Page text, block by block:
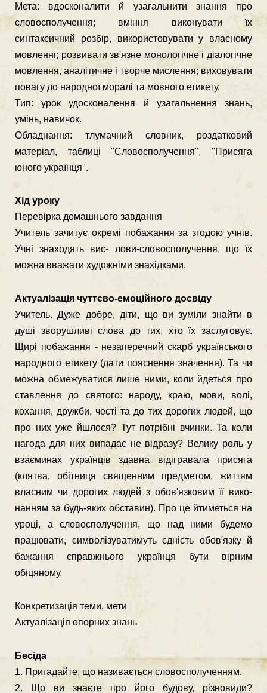
Мета: вдосконалити й узагальнити знання про
словосполучення; вміння ви­конувати їх
синтаксичний розбір, використовувати у власному
мов­ленні; розвивати зв'язне монологічне і діалогічне
мовлення, аналітичне і творче мислення; виховувати
повагу до народної моралі та мовного етикету.
Тип: урок удосконалення й узагальнення знань,
умінь, навичок.
Обладнання: тлумачний словник, роздатковий
матеріал, таблиці "Словоспо­лучення", "Присяга
юного українця".
Хід уроку
Перевірка домашнього завдання
Учитель зачитує окремі побажання за згодою учнів.
Учні знаходять вис- лови-словосполучення, що їх
можна вважати художніми знахідками.
Актуалізація чуттєво-емоційного досвіду
Учитель. Дуже добре, діти, що ви зуміли знайти в
душі зворушливі слова до тих, хто їх заслуговує.
Щирі побажання - незаперечний скарб українсько­го
народного етикету (дати пояснення значення). Та чи
можна обмежуватися лише ними, коли йдеться про
ставлення до святого: народу, краю, мови, волі,
кохання, дружби, честі та до тих дорогих людей, що
про них уже йшлося? Тут потрібні вчинки. Та коли
нагода для них випадає не відразу? Велику роль у
взаєминах українців здавна відігравала присяга
(клятва, обітниця священ­ним предметом, життям
власним чи дорогих людей з обов'язковим її вико­
нанням за будь-яких обставин). Про це йтиметься на
уроці, а словосполучен­ня, що над ними будемо
працювати, символізуватимуть єдність обов'язку й
бажання справжнього українця бути вірним
обіцяному.
Конкретизація теми, мети
Актуалізація опорних знань
Бесіда
1. Пригадайте, що називається словосполученням.
2. Що ви знаєте про його будову, різновиди?